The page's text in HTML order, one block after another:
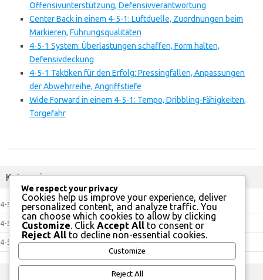
Offensivunterstützung, Defensivverantwortung
Center Back in einem 4-5-1: Luftduelle, Zuordnungen beim
Markieren, Führungsqualitäten
4-5-1 System: Überlastungen schaffen, Form halten,
Defensivdeckung
4-5-1 Taktiken für den Erfolg: Pressingfallen, Anpassungen
der Abwehrreihe, Angriffstiefe
Wide Forward in einem 4-5-1: Tempo, Dribbling-Fähigkeiten,
Torgefahr
Kategorien
4-5-1 Ausbildungsstrategien
4-5-1 Spielerrollen
4-5-1 Taktische Vorteile
We respect your privacy
Cookies help us improve your experience, deliver
personalized content, and analyze traffic. You
can choose which cookies to allow by clicking
Customize. Click Accept All to consent or
Reject All to decline non-essential cookies.
Customize
Reject All